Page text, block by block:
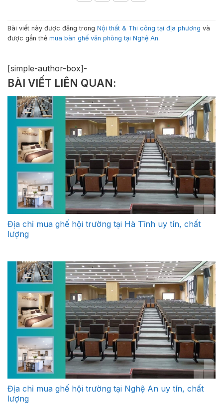
Bài viết này được đăng trong Nội thất & Thi công tại địa phương và
được gắn thẻ mua bàn ghế văn phòng tại Nghệ An.
[simple-author-box]-
BÀI VIẾT LIÊN QUAN:
Địa chỉ mua ghế hội trường tại Hà Tĩnh uy tín, chất
lượng
Địa chỉ mua ghế hội trường tại Nghệ An uy tín, chất
lượng